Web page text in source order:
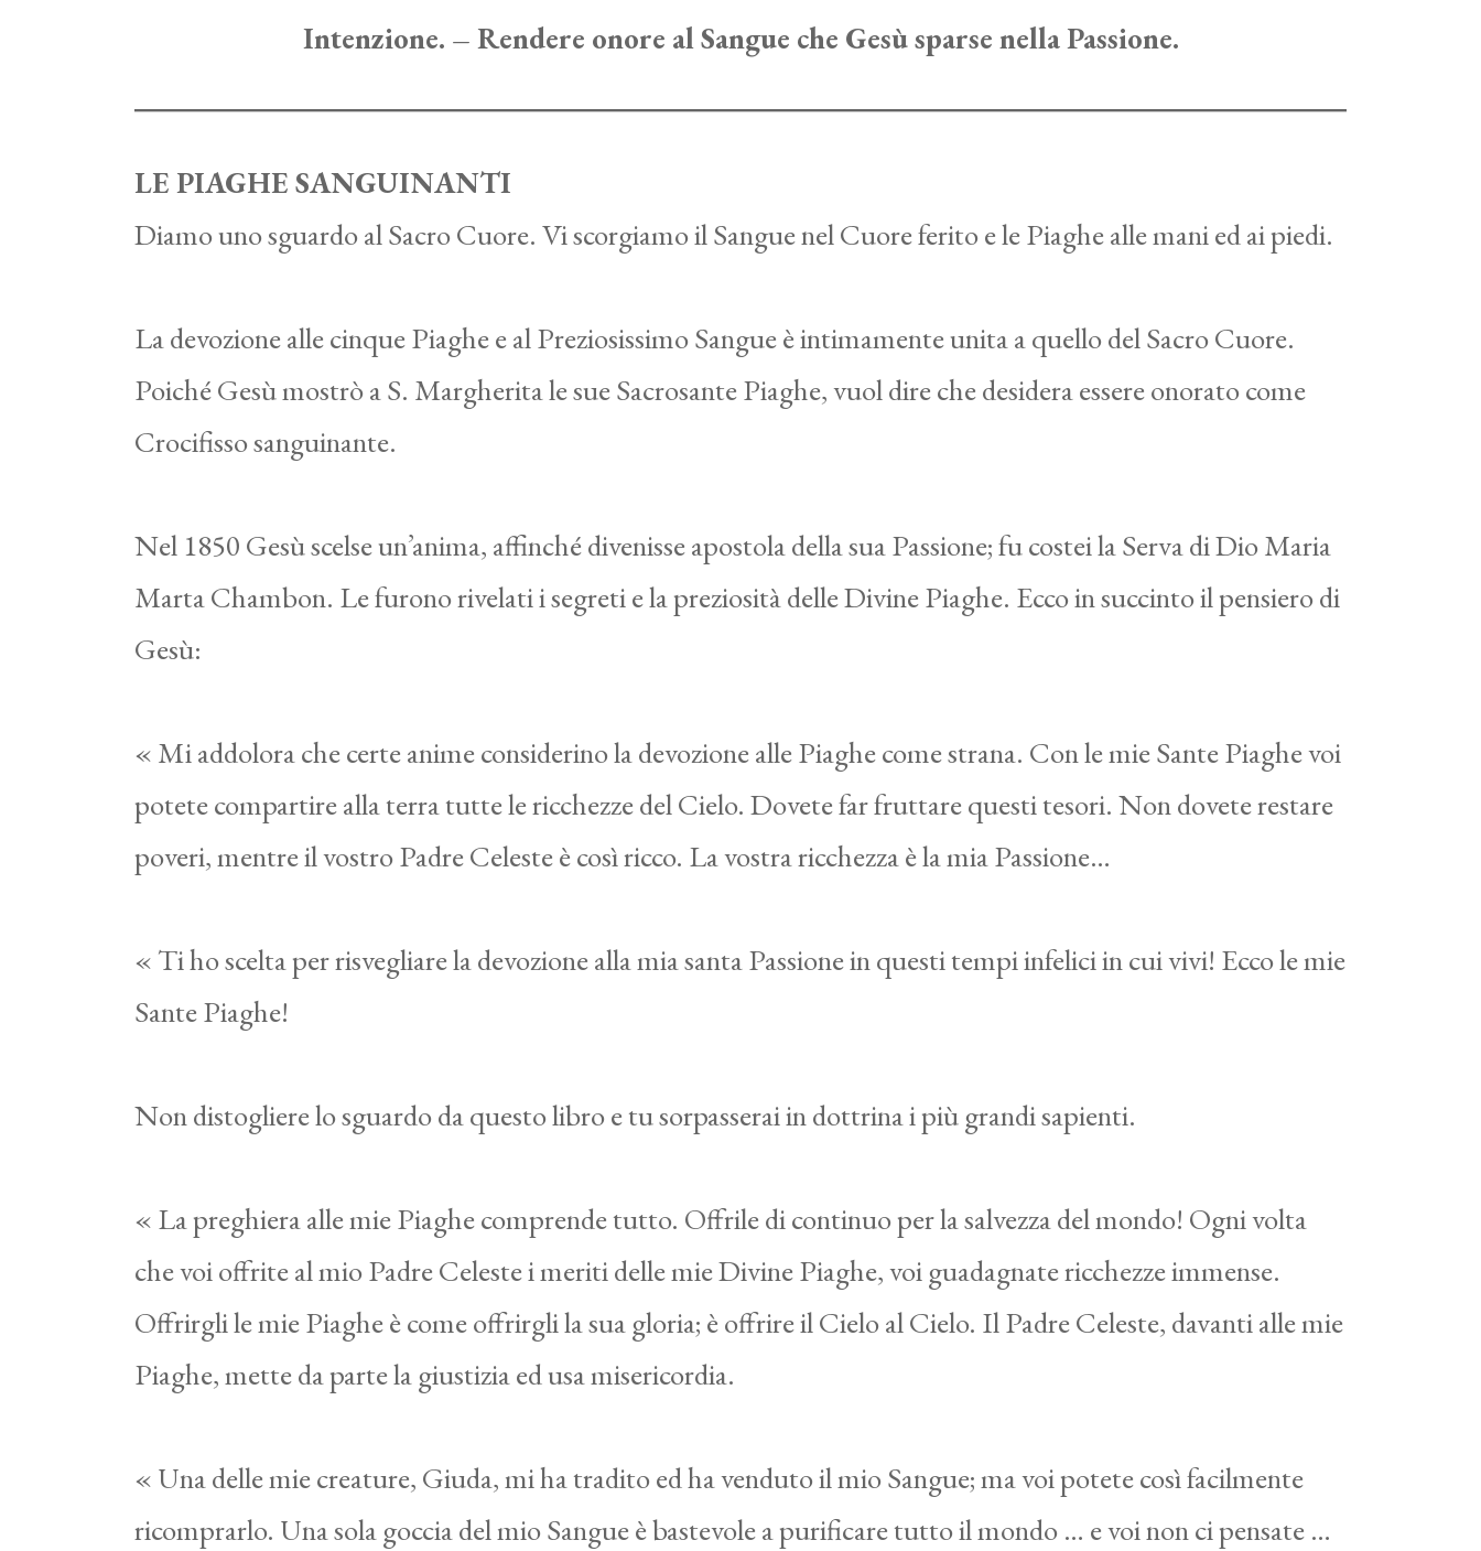
Intenzione. – Rendere onore al Sangue che Gesù sparse nella Passione.
LE PIAGHE SANGUINANTI
Diamo uno sguardo al Sacro Cuore. Vi scorgiamo il Sangue nel Cuore ferito e le Piaghe alle mani ed ai piedi.
La devozione alle cinque Piaghe e al Preziosissimo Sangue è intimamente unita a quello del Sacro Cuore.
Poiché Gesù mostrò a S. Margherita le sue Sacrosante Piaghe, vuol dire che desidera essere onorato come
Crocifisso sanguinante.
Nel 1850 Gesù scelse un’anima, affinché divenisse apostola della sua Passione; fu costei la Serva di Dio Maria
Marta Chambon. Le furono rivelati i segreti e la preziosità delle Divine Piaghe. Ecco in succinto il pensiero di
Gesù:
« Mi addolora che certe anime considerino la devozione alle Piaghe come strana. Con le mie Sante Piaghe voi
potete compartire alla terra tutte le ricchezze del Cielo. Dovete far fruttare questi tesori. Non dovete restare
poveri, mentre il vostro Padre Celeste è così ricco. La vostra ricchezza è la mia Passione…
« Ti ho scelta per risvegliare la devozione alla mia santa Passione in questi tempi infelici in cui vivi! Ecco le mie
Sante Piaghe!
Non distogliere lo sguardo da questo libro e tu sorpasserai in dottrina i più grandi sapienti.
« La preghiera alle mie Piaghe comprende tutto. Offrile di continuo per la salvezza del mondo! Ogni volta
che voi offrite al mio Padre Celeste i meriti delle mie Divine Piaghe, voi guadagnate ricchezze immense.
Offrirgli le mie Piaghe è come offrirgli la sua gloria; è offrire il Cielo al Cielo. Il Padre Celeste, davanti alle mie
Piaghe, mette da parte la giustizia ed usa misericordia.
« Una delle mie creature, Giuda, mi ha tradito ed ha venduto il mio Sangue; ma voi potete così facilmente
ricomprarlo. Una sola goccia del mio Sangue è bastevole a purificare tutto il mondo … e voi non ci pensate …